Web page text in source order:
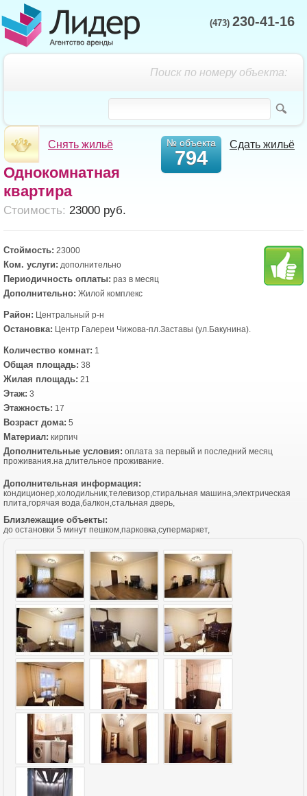
(473) 230-41-16
Поиск по номеру объекта:
Снять жильё Сдать жильё
№ объекта
794
Однокомнатная
квартира
Cтоимость: 23000 руб.
Стоймость: 23000
Ком. услуги: дополнительно
Периодичность оплаты: раз в месяц
Дополнительно: Жилой комплекс
Район: Центральный р-н
Остановка: Центр Галереи Чижова-пл.Заставы (ул.Бакунина).
Количество комнат: 1
Общая площадь: 38
Жилая площадь: 21
Этаж: 3
Этажность: 17
Возраст дома: 5
Материал: кирпич
Дополнительные условия: оплата за первый и последний месяц
проживания.на длительное проживание.
Дополнительная информация:
кондиционер,холодильник,телевизор,стиральная машина,электрическая
плита,горячая вода,балкон,стальная дверь,
Близлежащие объекты:
до остановки 5 минут пешком,парковка,супермаркет,